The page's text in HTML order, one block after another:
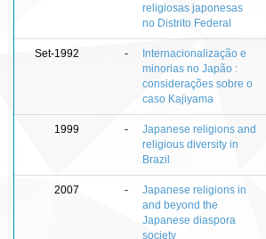
religiosas japonesas
no Distrito Federal
Set-1992 -
Internacionalização e
minorias no Japão :
considerações sobre o
caso Kajiyama
1999 -
Japanese religions and
religious diversity in
Brazil
2007 -
Japanese religions in
and beyond the
Japanese diaspora
society